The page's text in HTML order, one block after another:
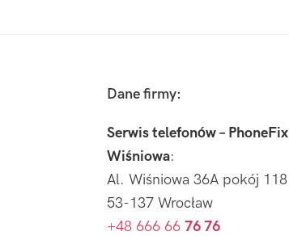
Dane firmy:
Serwis telefonów – PhoneFix
Wiśniowa:
Al. Wiśniowa 36A pokój 118
53-137 Wrocław
+48 666 66 76 76